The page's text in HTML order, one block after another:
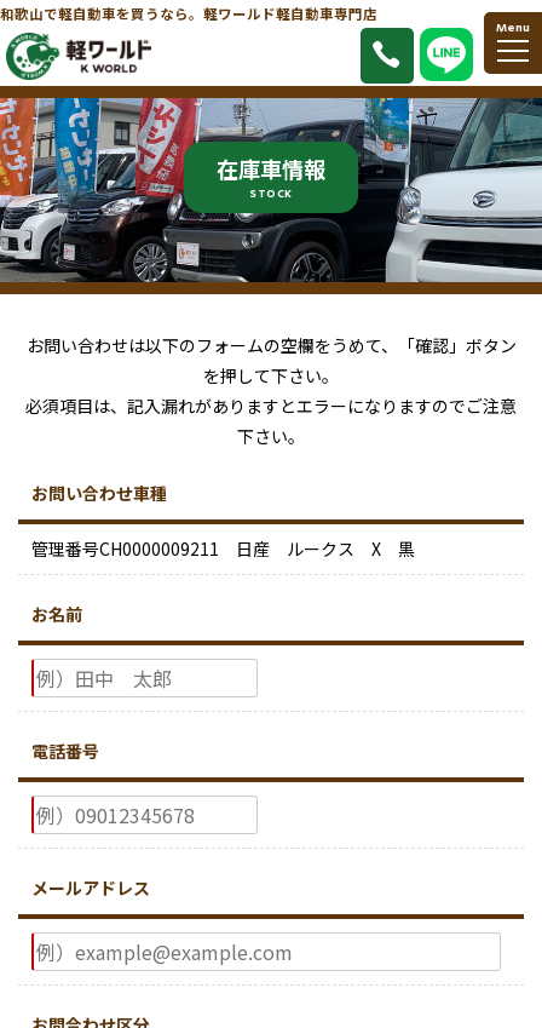
和歌山で軽自動車を買うなら。軽ワールド軽自動車専門店
Menu
在庫車情報
STOCK
お問い合わせは以下のフォームの空欄をうめて、「確認」ボタン
を押して下さい。
必須項目は、記入漏れがありますとエラーになりますのでご注意
下さい。
お問い合わせ車種
管理番号CH0000009211 日産 ルークス X 黒
お名前
電話番号
メールアドレス